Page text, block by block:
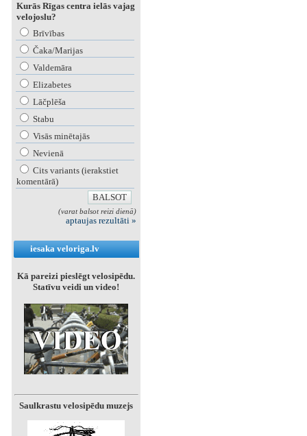
Kurās Rīgas centra ielās vajag
velojoslu?
Brīvības
Čaka/Marijas
Valdemāra
Elizabetes
Lāčplēša
Stabu
Visās minētajās
Nevienā
Cits variants (ierakstiet
komentārā)
(varat balsot reizi dienā)
aptaujas rezultāti »
iesaka veloriga.lv
Kā pareizi pieslēgt velosipēdu.
Statīvu veidi un video!
Saulkrastu velosipēdu muzejs